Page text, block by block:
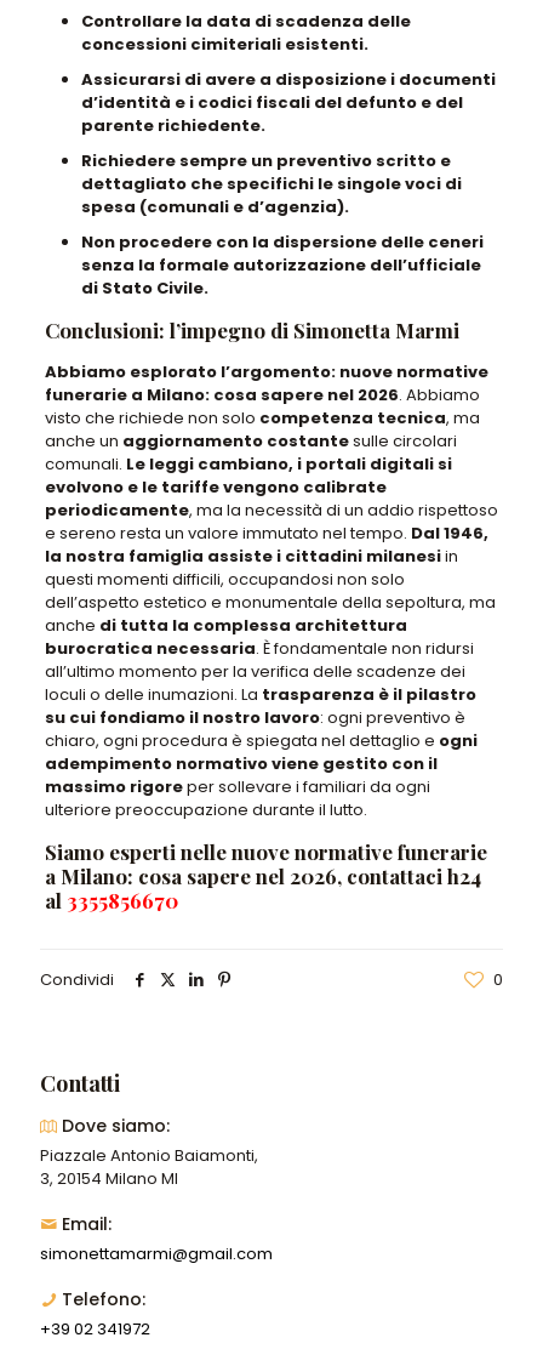
Controllare la data di scadenza delle
concessioni cimiteriali esistenti.
Assicurarsi di avere a disposizione i documenti
d’identità e i codici fiscali del defunto e del
parente richiedente.
Richiedere sempre un preventivo scritto e
dettagliato che specifichi le singole voci di
spesa (comunali e d’agenzia).
Non procedere con la dispersione delle ceneri
senza la formale autorizzazione dell’ufficiale
di Stato Civile.
Conclusioni: l’impegno di Simonetta Marmi
Abbiamo esplorato l’argomento: nuove normative
funerarie a Milano: cosa sapere nel 2026. Abbiamo
visto che richiede non solo competenza tecnica, ma
anche un aggiornamento costantesulle circolari
comunali. Le leggi cambiano, i portali digitali si
evolvono e le tariffe vengono calibrate
periodicamente, ma la necessità di un addio rispettoso
e sereno resta un valore immutato nel tempo. Dal 1946,
la nostra famiglia assiste i cittadini milanesiin
questi momenti difficili, occupandosi non solo
dell’aspetto estetico e monumentale della sepoltura, ma
anche di tutta la complessa architettura
burocratica necessaria. È fondamentale non ridursi
all’ultimo momento per la verifica delle scadenze dei
loculi o delle inumazioni. La trasparenza è il pilastro
su cui fondiamo il nostro lavoro: ogni preventivo è
chiaro, ogni procedura è spiegata nel dettaglio e ogni
adempimento normativo viene gestito con il
massimo rigoreper sollevare i familiari da ogni
ulteriore preoccupazione durante il lutto.
Siamo esperti nelle nuove normative funerarie
a Milano: cosa sapere nel 2026, contattaci h24
al 3355856670
Condividi 0
Contatti
Dove siamo:
Piazzale Antonio Baiamonti,
3, 20154 Milano MI
Email:
simonettamarmi@gmail.com
Telefono:
+39 02 341972